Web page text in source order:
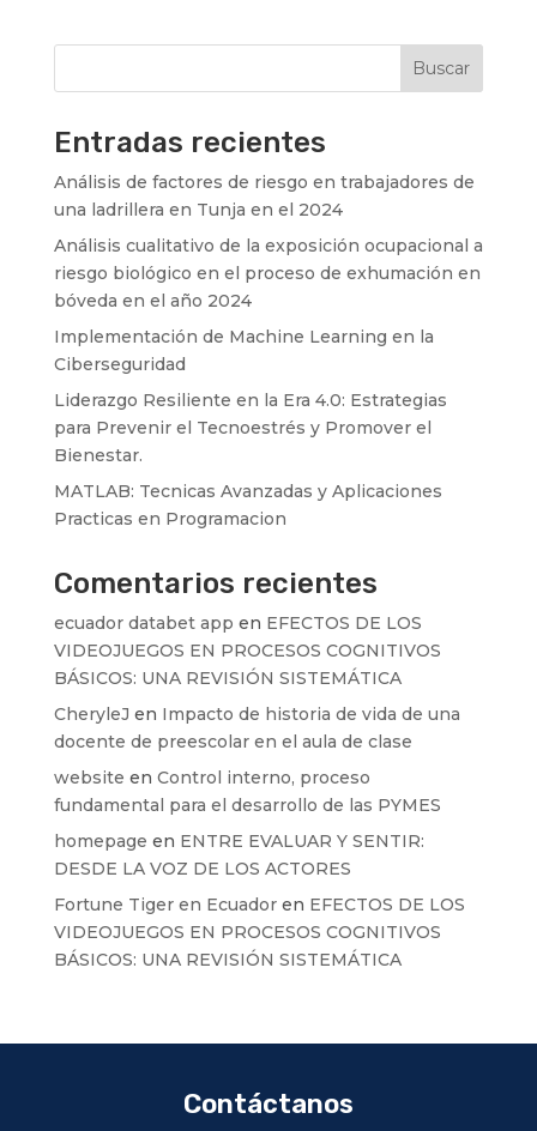
Buscar
Entradas recientes
Análisis de factores de riesgo en trabajadores de
una ladrillera en Tunja en el 2024
Análisis cualitativo de la exposición ocupacional a
riesgo biológico en el proceso de exhumación en
bóveda en el año 2024
Implementación de Machine Learning en la
Ciberseguridad
Liderazgo Resiliente en la Era 4.0: Estrategias
para Prevenir el Tecnoestrés y Promover el
Bienestar.
MATLAB: Tecnicas Avanzadas y Aplicaciones
Practicas en Programacion
Comentarios recientes
ecuador databet app en EFECTOS DE LOS
VIDEOJUEGOS EN PROCESOS COGNITIVOS
BÁSICOS: UNA REVISIÓN SISTEMÁTICA
CheryleJ en Impacto de historia de vida de una
docente de preescolar en el aula de clase
website en Control interno, proceso
fundamental para el desarrollo de las PYMES
homepage en ENTRE EVALUAR Y SENTIR:
DESDE LA VOZ DE LOS ACTORES
Fortune Tiger en Ecuadoren EFECTOS DE LOS
VIDEOJUEGOS EN PROCESOS COGNITIVOS
BÁSICOS: UNA REVISIÓN SISTEMÁTICA
Contáctanos